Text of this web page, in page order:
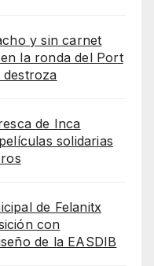
y sin carnet
la ronda del Port
de Inca
solidarias
de Felanitx
con
de la EASDIB